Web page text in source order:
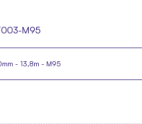
M95
- 13,8m - M95